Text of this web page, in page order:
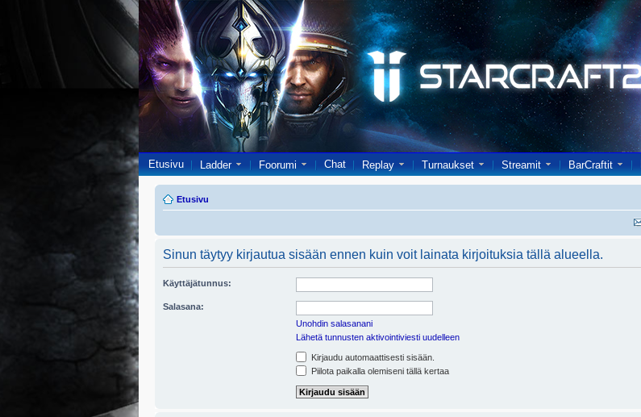
Etusivu Ladder Foorumi Chat Replay Turnaukset Streamit BarCraftit
Etusivu
Sinun täytyy kirjautua sisään ennen kuin voit lainata kirjoituksia tällä alueella.
Käyttäjätunnus:
Salasana:
Unohdin salasanani
Lähetä tunnusten aktivointiviesti uudelleen
Kirjaudu automaattisesti sisään.
Piilota paikalla olemiseni tällä kertaa